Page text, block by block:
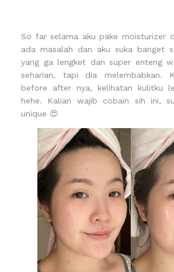
So far selama aku pake moisturizer
ada masalah dan aku suka banget
yang ga lengket dan super enteng
seharian, tapi dia melembabkan.
before after nya, kelihatan kulitku
hehe. Kalian wajib cobain sih ini,
unique 😍